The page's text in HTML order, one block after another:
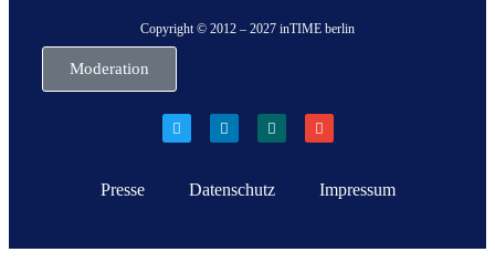
Copyright © 2012 – 2027 inTIME berlin
Moderation
Presse Datenschutz Impressum